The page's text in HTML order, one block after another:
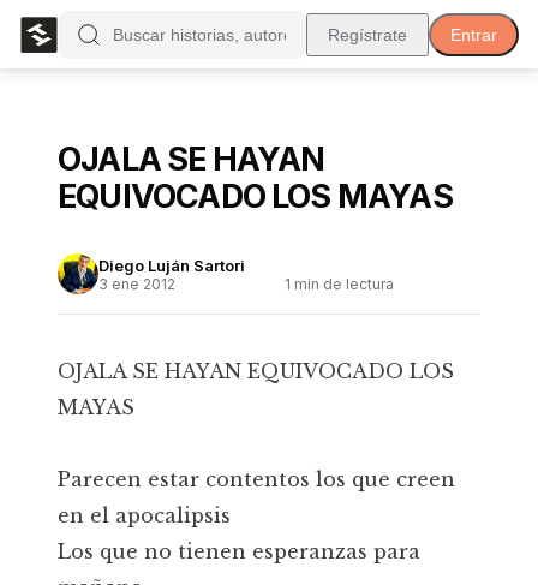
Regístrate Entrar
OJALA SE HAYAN
EQUIVOCADO LOS MAYAS
Diego Luján Sartori
3 ene 2012 1 min de lectura
OJALA SE HAYAN EQUIVOCADO LOS
MAYAS
Parecen estar contentos los que creen
en el apocalipsis
Los que no tienen esperanzas para